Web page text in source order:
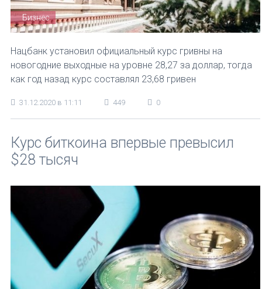
Бизнес
Нацбанк установил официальный курс гривны на
новогодние выходные на уровне 28,27 за доллар, тогда
как год назад курс составлял 23,68 гривен
31.12.2020 в 11:11 449 0
Курс биткоина впервые превысил
$28 тысяч